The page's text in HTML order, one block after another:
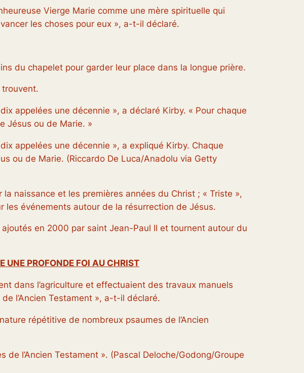
Vierge Marie comme une mère spirituelle qui
les choses pour eux », a-t-il déclaré.
du chapelet pour garder leur place dans la longue prière.
appelées une décennie », a déclaré Kirby. « Pour chaque
Jésus ou de Marie. »
appelées une décennie », a expliqué Kirby. Chaque
ou de Marie. (Riccardo De Luca/Anadolu via Getty
naissance et les premières années du Christ ; « Triste »,
les événements autour de la résurrection de Jésus.
en 2000 par saint Jean-Paul II et tournent autour du
UNE PROFONDE FOI AU CHRIST
dans l’agriculture et effectuaient des travaux manuels
l’Ancien Testament », a-t-il déclaré.
répétitive de nombreux psaumes de l’Ancien
de l’Ancien Testament ». (Pascal Deloche/Godong/Groupe